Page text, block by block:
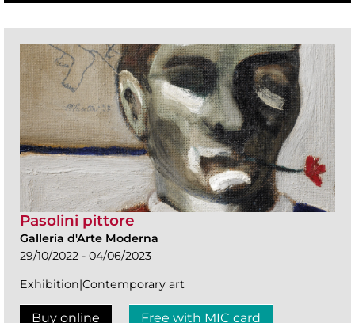
Pasolini pittore
Galleria d'Arte Moderna
29/10/2022 - 04/06/2023
Exhibition|Contemporary art
Buy online Free with MIC card